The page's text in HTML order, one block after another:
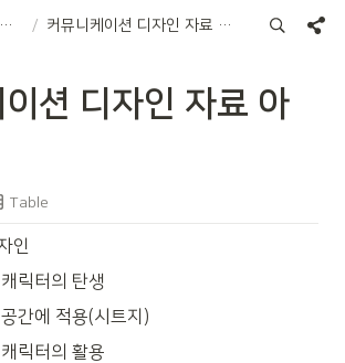
강동그린나래복지센터 리노베이션 / 커뮤니케이션 디자인 자료 아카이브
션 디자인 자료 아
Table
인
릭터의 탄생
간에 적용(시트지)
릭터의 활용